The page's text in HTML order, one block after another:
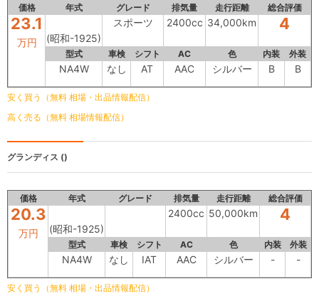
価格 年式 グレード 排気量 走行距離 総合評価
23.1
万円 (昭和-1925)
スポーツ 2400cc 34,000km 4
型式 車検 シフト AC 色 内装 外装
NA4W なし AT AAC シルバー B B
安く買う（無料 相場・出品情報配信）
高く売る（無料 相場情報配信）
グランディス ()
価格 年式 グレード 排気量 走行距離 総合評価
20.3
万円 (昭和-1925)
2400cc 50,000km 4
型式 車検 シフト AC 色 内装 外装
NA4W なし IAT AAC シルバー - -
安く買う（無料 相場・出品情報配信）